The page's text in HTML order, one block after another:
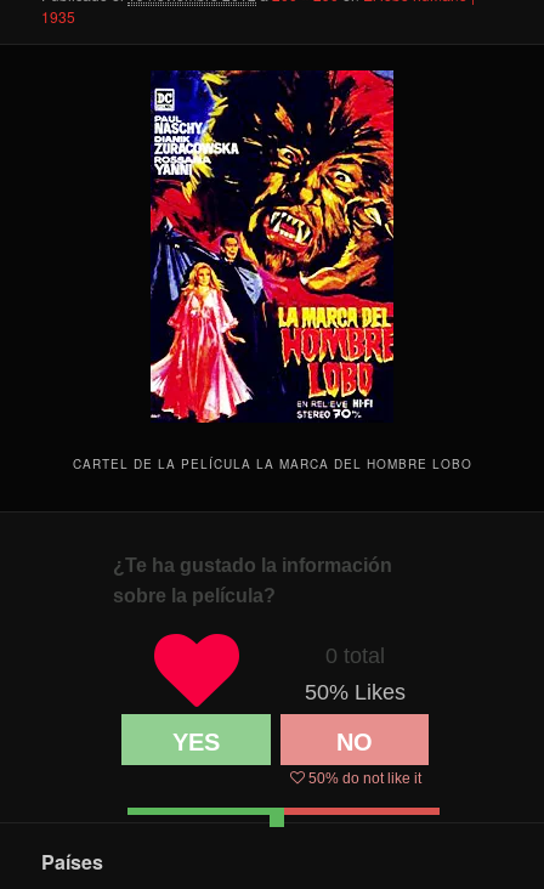
1935
CARTEL DE LA PELÍCULA LA MARCA DEL HOMBRE LOBO
¿Te ha gustado la información
sobre la película?
0 total
50% Likes
YES NO
50% do not like it
Países